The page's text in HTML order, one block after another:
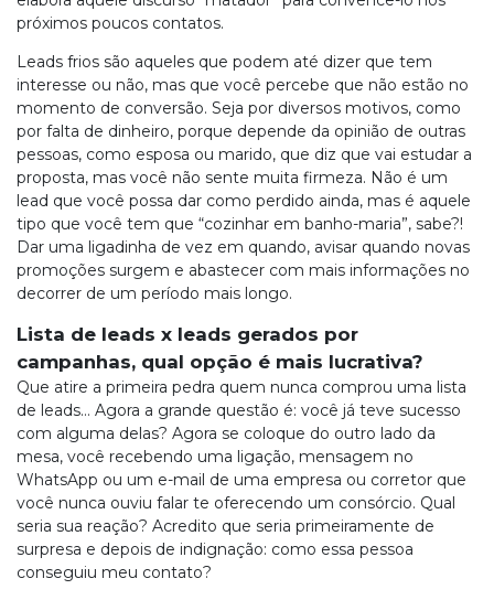
próximos poucos contatos.
Leads frios são aqueles que podem até dizer que tem
interesse ou não, mas que você percebe que não estão no
momento de conversão. Seja por diversos motivos, como
por falta de dinheiro, porque depende da opinião de outras
pessoas, como esposa ou marido, que diz que vai estudar a
proposta, mas você não sente muita firmeza. Não é um
lead que você possa dar como perdido ainda, mas é aquele
tipo que você tem que “cozinhar em banho-maria”, sabe?!
Dar uma ligadinha de vez em quando, avisar quando novas
promoções surgem e abastecer com mais informações no
decorrer de um período mais longo.
Lista de leads x leads gerados por
campanhas, qual opção é mais lucrativa?
Que atire a primeira pedra quem nunca comprou uma lista
de leads… Agora a grande questão é: você já teve sucesso
com alguma delas? Agora se coloque do outro lado da
mesa, você recebendo uma ligação, mensagem no
WhatsApp ou um e-mail de uma empresa ou corretor que
você nunca ouviu falar te oferecendo um consórcio. Qual
seria sua reação? Acredito que seria primeiramente de
surpresa e depois de indignação: como essa pessoa
conseguiu meu contato?